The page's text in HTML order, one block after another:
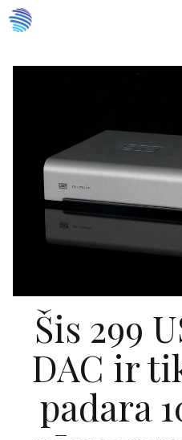
Doties
uz
Šis 299
DAC ir
padara